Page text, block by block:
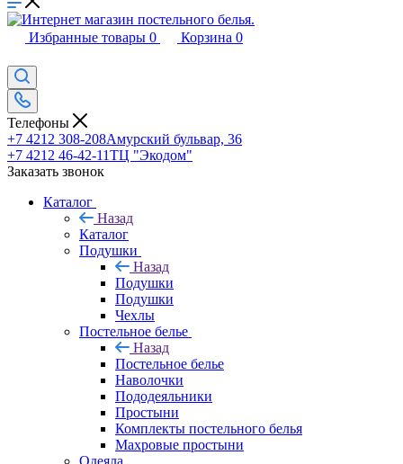
Избранные товары 0 Корзина 0
Телефоны
+7 4212 308-208Амурский бульвар, 36
+7 4212 46-42-11ТЦ "Экодом"
Заказать звонок
Каталог
Назад
Каталог
Подушки
Назад
Подушки
Подушки
Чехлы
Постельное белье
Назад
Постельное белье
Наволочки
Пододеяльники
Простыни
Комплекты постельного белья
Махровые простыни
Одеяла